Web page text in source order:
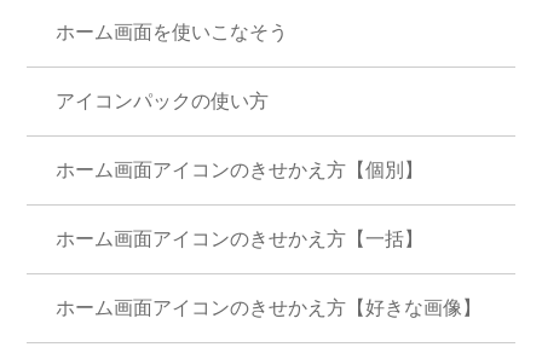
ホーム画面を使いこなそう
アイコンパックの使い方
ホーム画面アイコンのきせかえ方【個別】
ホーム画面アイコンのきせかえ方【一括】
ホーム画面アイコンのきせかえ方【好きな画像】